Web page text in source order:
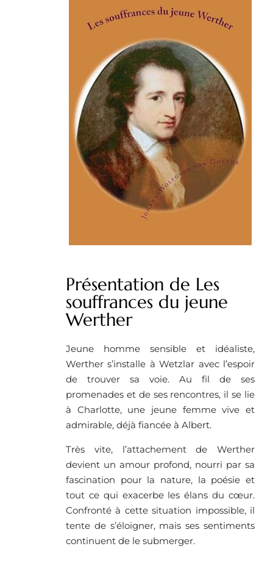
Présentation de Les
souffrances du jeune
Werther
Jeune homme sensible et idéaliste,
Werther s’installe à Wetzlar avec l’espoir
de trouver sa voie. Au fil de ses
promenades et de ses rencontres, il se lie
à Charlotte, une jeune femme vive et
admirable, déjà fiancée à Albert.
Très vite, l’attachement de Werther
devient un amour profond, nourri par sa
fascination pour la nature, la poésie et
tout ce qui exacerbe les élans du cœur.
Confronté à cette situation impossible, il
tente de s’éloigner, mais ses sentiments
continuent de le submerger.